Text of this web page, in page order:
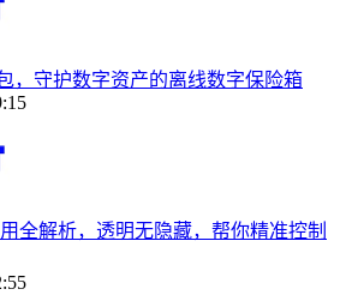
，守护数字资产的离线数字保险箱
全解析，透明无隐藏，帮你精准控制